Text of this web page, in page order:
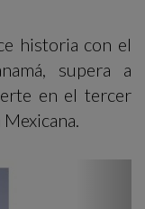
historia con el
supera a
en el tercer